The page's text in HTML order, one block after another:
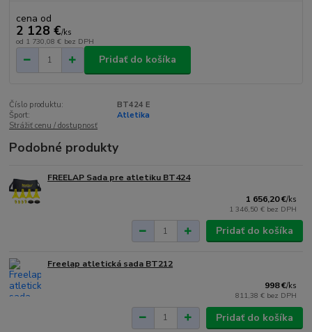
cena od
2 128 €/ks
od 1 730,08 € bez DPH
Pridať do košíka
Číslo produktu:
BT424 E
Šport:
Atletika
Strážiť cenu / dostupnosť
Podobné produkty
FREELAP Sada pre atletiku BT424
1 656,20 €/ks
1 346,50 € bez DPH
Pridať do košíka
Freelap atletická sada BT212
998 €/ks
811,38 € bez DPH
Pridať do košíka